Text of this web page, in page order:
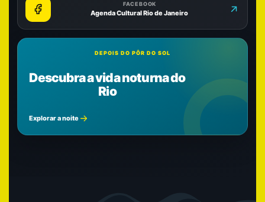
FACEBOOK
Agenda Cultural Rio de Janeiro
DEPOIS DO PÔR DO SOL
Descubra a vida noturna do
Rio
Explorar a noite